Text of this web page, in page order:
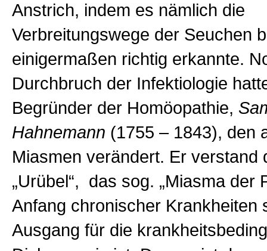
Anstrich, indem es nämlich die
Verbreitungswege der Seuchen
einigermaßen richtig erkannte.
Durchbruch der Infektiologie
Begründer der Homöopathie,
Hahnemann (1755 –1843), den
Miasmen verändert. Er verstand
„Urübel“, das sog. „Miasma der
Anfang chronischer Krankheiten
Ausgang für die